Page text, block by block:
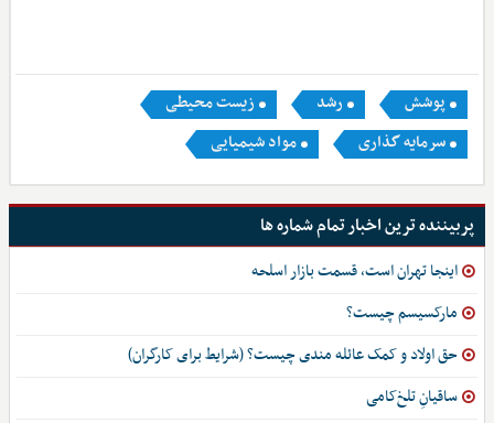
پوشش رشد
زیست محیطی
سرمایه گذاری
مواد شیمیایی
پربیننده ترین اخبار تمام شماره ها
اینجا تهران است، قسمت بازار اسلحه
مارکسیسم چیست؟
حق اولاد و کمک عائله مندی چیست؟ (شرایط برای کارگران)
ساقیانِ تلخ‌کامی